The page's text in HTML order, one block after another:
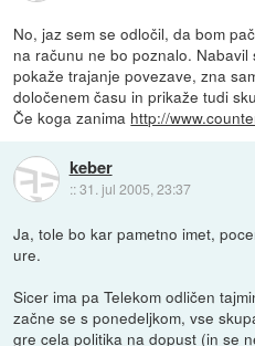
No, jaz sem se odločil, da bom
na računu ne bo poznalo.
pokaže trajanje povezave, zna
določenem času in prikaže tudi
Če koga zanima http://
keber
::31. jul 2005, 23:37
Ja, tole bo kar pametno imet,
ure.
Sicer ima pa Telekom odličen
začne se s ponedeljkom, vse
gre cela politika na dopust (in se